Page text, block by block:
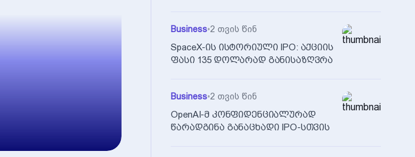
Business•2 თვის წინ
SpaceX-ის ისტორიული IPO: აქციის
ფასი 135 დოლარად განისაზღვრა
Business•2 თვის წინ
OpenAI-მ კონფიდენციალურად
წარადგინა განაცხადი IPO-სთვის